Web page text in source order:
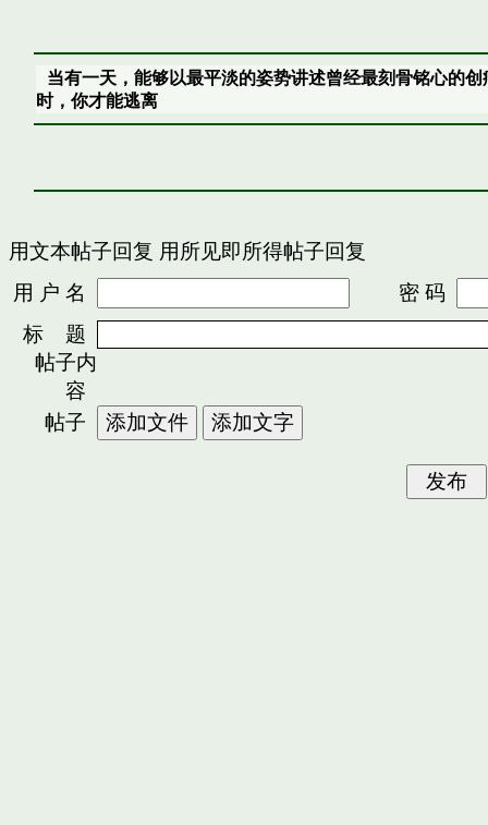
当有一天，能够以最平淡的姿势讲述曾经最刻骨铭心的创
时，你才能逃离
用文本帖子回复 用所见即所得帖子回复
用 户 名
密 码
标 题
帖子内
容
帖子